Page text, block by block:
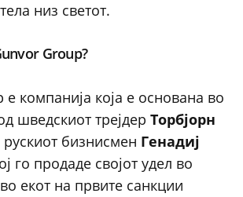
низ светот.
Group?
компанија која е основана во
шведскиот трејдер Торбјорн
рускиот бизнисмен Генадиј
го продаде својот удел во
екот на првите санкции